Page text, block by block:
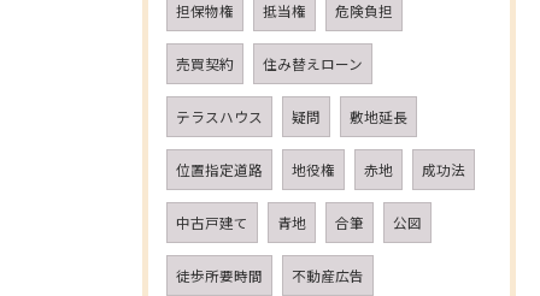
担保物権 抵当権 危険負担
売買契約 住み替えローン
テラスハウス 疑問 敷地延長
位置指定道路 地役権 赤地 成功法
中古戸建て 青地 合筆 公図
徒歩所要時間 不動産広告